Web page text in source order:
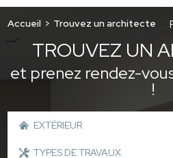
Accueil Trouvez un architecte
TROUVEZ UN
et prenez rendez-
!